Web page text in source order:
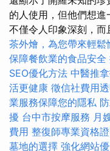
的人使用，但他們想
不僅令人印象深刻，而
茶外燴，為您帶來輕鬆
保障餐飲業的食品安全
SEO優化方法 中醫推
活更健康 徵信社費用
業服務保障您的隱私
擾 台中市按摩服務 月
費用 整復師專業資格
墓地的選擇 強化網站